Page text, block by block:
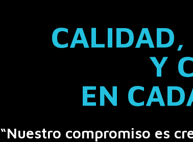
CALIDAD,
Y
EN
“Nuestro compromiso es